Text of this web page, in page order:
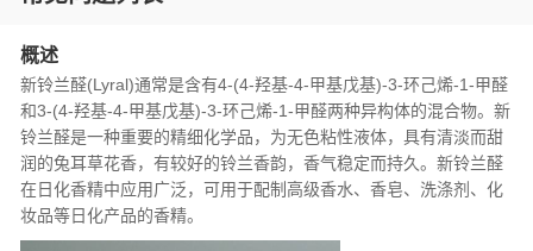
概述
新铃兰醛(Lyral)通常是含有4-(4-羟基-4-甲基戊基)-3-环己烯-1-甲醛
和3-(4-羟基-4-甲基戊基)-3-环己烯-1-甲醛两种异构体的混合物。新
铃兰醛是一种重要的精细化学品，为无色粘性液体，具有清淡而甜
润的兔耳草花香，有较好的铃兰香韵，香气稳定而持久。新铃兰醛
在日化香精中应用广泛，可用于配制高级香水、香皂、洗涤剂、化
妆品等日化产品的香精。